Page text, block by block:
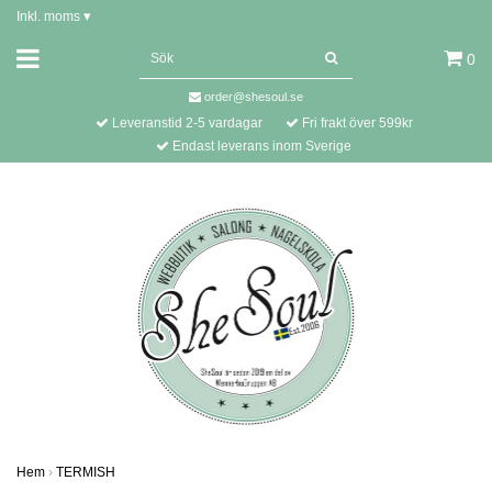
Inkl. moms ▾
0
order@shesoul.se
Leveranstid 2-5 vardagar
Fri frakt över 599kr
Endast leverans inom Sverige
Hem › TERMISH